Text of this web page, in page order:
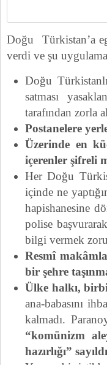
Doğu Türkistan’a
verdi ve şu
Doğu
satması
tarafından zorla
Postanelere
Üzerinde en
içerenler şifreli
Her Doğu
içinde ne
hapishanesine
polise
bilgi vermek
Resmî
bir şehre
Ülke halkı,
ana-babasını
kalmadı.
“komünizm
hazırlığı”